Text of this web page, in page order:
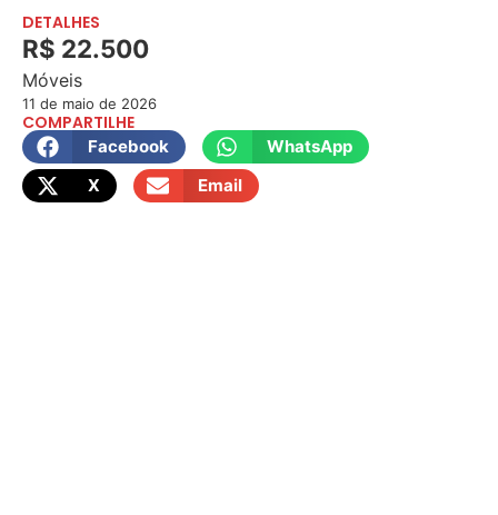
DETALHES
R$ 22.500
Móveis
11 de maio de 2026
COMPARTILHE
Facebook
WhatsApp
X
Email